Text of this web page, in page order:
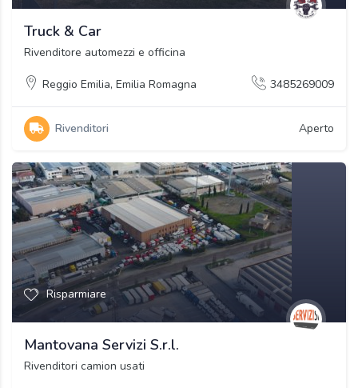
Truck & Car
Rivenditore automezzi e officina
Reggio Emilia, Emilia Romagna 3485269009
Rivenditori Aperto
Risparmiare
Mantovana Servizi S.r.l.
Rivenditori camion usati